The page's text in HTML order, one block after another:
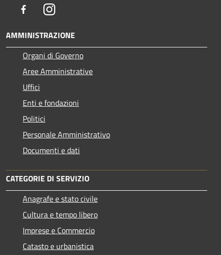
FacebookInstagram
AMMINISTRAZIONE
Organi di Governo
Aree Amministrative
Uffici
Enti e fondazioni
Politici
Personale Amministrativo
Documenti e dati
CATEGORIE DI SERVIZIO
Anagrafe e stato civile
Cultura e tempo libero
Imprese e Commercio
Catasto e urbanistica